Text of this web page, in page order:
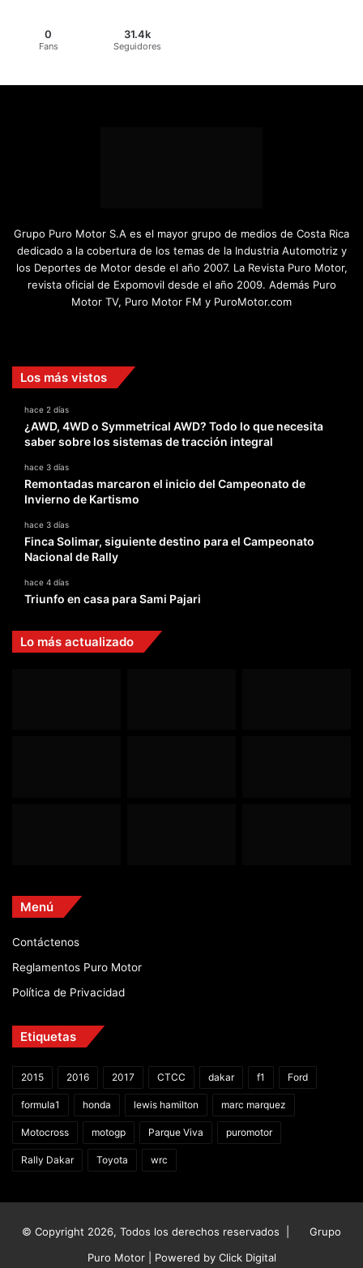
0
Fans
31.4k
Seguidores
Grupo Puro Motor S.A es el mayor grupo de medios de Costa Rica
dedicado a la cobertura de los temas de la Industria Automotriz y
los Deportes de Motor desde el año 2007. La Revista Puro Motor,
revista oficial de Expomovil desde el año 2009. Además Puro
Motor TV, Puro Motor FM y PuroMotor.com
Los más vistos
hace 2 días
¿AWD, 4WD o Symmetrical AWD? Todo lo que necesita
saber sobre los sistemas de tracción integral
hace 3 días
Remontadas marcaron el inicio del Campeonato de
Invierno de Kartismo
hace 3 días
Finca Solimar, siguiente destino para el Campeonato
Nacional de Rally
hace 4 días
Triunfo en casa para Sami Pajari
Lo más actualizado
Menú
Contáctenos
Reglamentos Puro Motor
Política de Privacidad
Etiquetas
2015 2016 2017 CTCC dakar f1 Ford
formula1 honda lewis hamilton marc marquez
Motocross motogp Parque Viva puromotor
Rally Dakar Toyota wrc
© Copyright 2026, Todos los derechos reservados |
Grupo
Puro Motor | Powered by Click Digital